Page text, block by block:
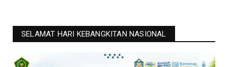
SELAMAT HARI KEBANGKITAN NASIONAL